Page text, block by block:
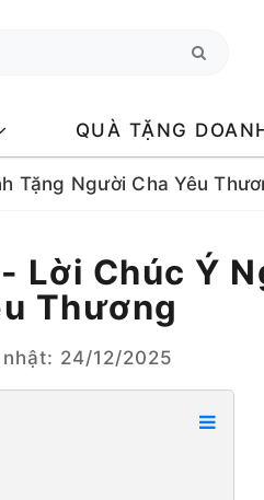
QUÀ TẶNG
Tặng Người Cha Yêu
Lời Chúc Ý
Thương
24/12/2025